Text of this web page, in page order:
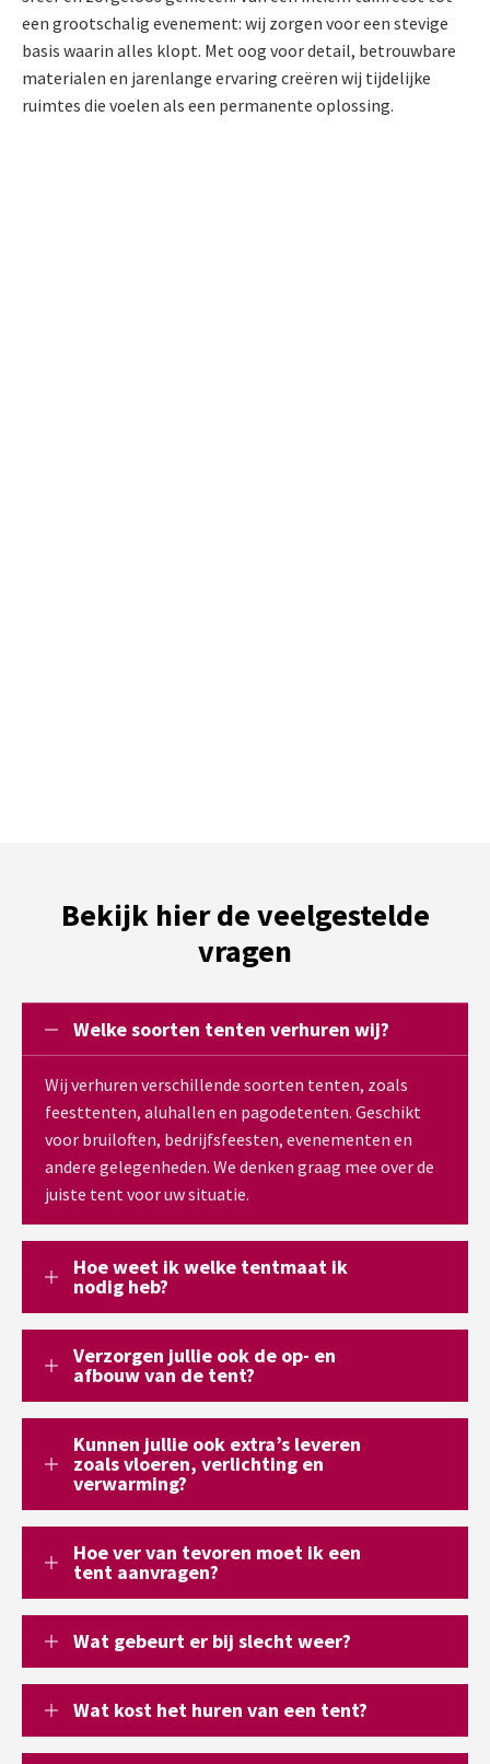
een grootschalig evenement: wij zorgen voor een stevige
basis waarin alles klopt. Met oog voor detail, betrouwbare
materialen en jarenlange ervaring creëren wij tijdelijke
ruimtes die voelen als een permanente oplossing.
Bekijk hier de veelgestelde
vragen
Welke soorten tenten verhuren wij?
Wij verhuren verschillende soorten tenten, zoals
feesttenten, aluhallen en pagodetenten. Geschikt
voor bruiloften, bedrijfsfeesten, evenementen en
andere gelegenheden. We denken graag mee over de
juiste tent voor uw situatie.
Hoe weet ik welke tentmaat ik
nodig heb?
Verzorgen jullie ook de op- en
afbouw van de tent?
Kunnen jullie ook extra’s leveren
zoals vloeren, verlichting en
verwarming?
Hoe ver van tevoren moet ik een
tent aanvragen?
Wat gebeurt er bij slecht weer?
Wat kost het huren van een tent?